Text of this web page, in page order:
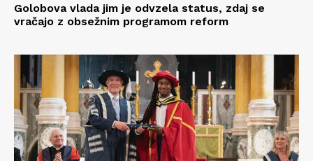
Golobova vlada jim je odvzela status, zdaj se
vračajo z obsežnim programom reform